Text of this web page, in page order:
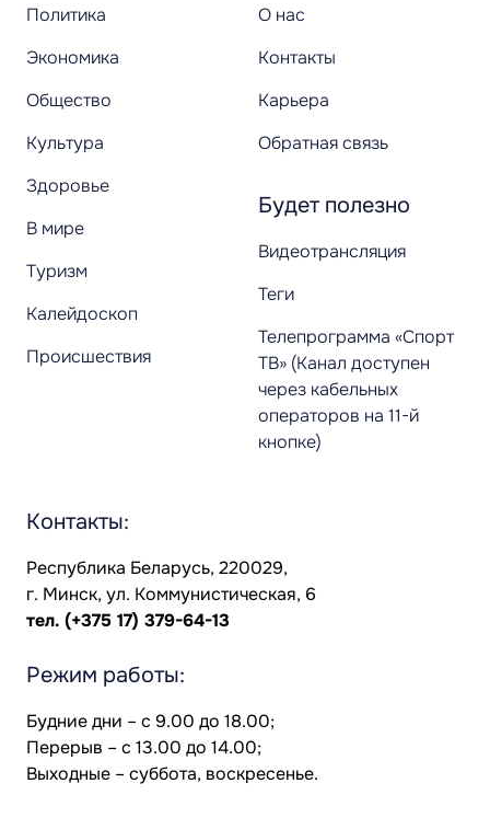
Политика
Экономика
Общество
Культура
Здоровье
В мире
Туризм
Калейдоскоп
Происшествия
О нас
Контакты
Карьера
Обратная связь
Будет полезно
Видеотрансляция
Теги
Телепрограмма «Спорт
ТВ» (Канал доступен
через кабельных
операторов на 11-й
кнопке)
Контакты:
Республика Беларусь, 220029,
г. Минск, ул. Коммунистическая, 6
тел. (+375 17) 379-64-13
Режим работы:
Будние дни – с 9.00 до 18.00;
Перерыв – с 13.00 до 14.00;
Выходные – суббота, воскресенье.